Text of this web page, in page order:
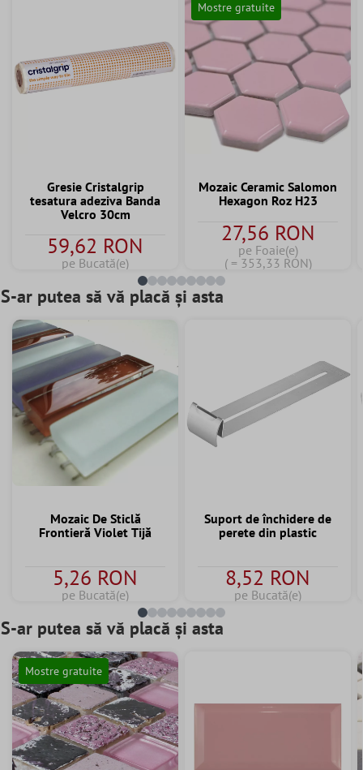
Gresie Cristalgrip
tesatura adeziva Banda
Velcro 30cm
59,62 RON
pe Bucată(e)
Mostre gratuite
Mozaic Ceramic Salomon
Hexagon Roz H23
27,56 RON
pe Foaie(e)
( = 353,33 RON)
S-ar putea să vă placă și asta
Mozaic De Sticlă
Frontieră Violet Tijă
5,26 RON
pe Bucată(e)
Suport de închidere de
perete din plastic
8,52 RON
pe Bucată(e)
S-ar putea să vă placă și asta
Mostre gratuite